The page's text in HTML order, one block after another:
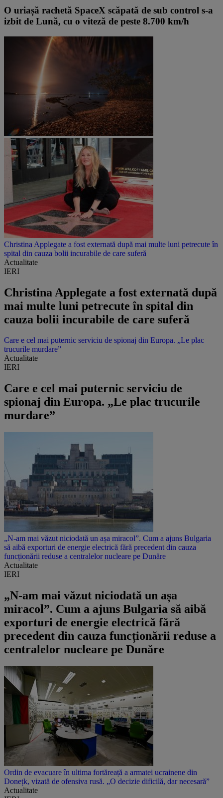
O uriașă rachetă SpaceX scăpată de sub control s-a
izbit de Lună, cu o viteză de peste 8.700 km/h
Christina Applegate a fost externată după mai multe luni petrecute în
spital din cauza bolii incurabile de care suferă
Actualitate
IERI
Christina Applegate a fost externată după
mai multe luni petrecute în spital din
cauza bolii incurabile de care suferă
Care e cel mai puternic serviciu de spionaj din Europa. „Le plac
trucurile murdare”
Actualitate
IERI
Care e cel mai puternic serviciu de
spionaj din Europa. „Le plac trucurile
murdare”
„N-am mai văzut niciodată un așa miracol”. Cum a ajuns Bulgaria
să aibă exporturi de energie electrică fără precedent din cauza
funcționării reduse a centralelor nucleare pe Dunăre
Actualitate
IERI
„N-am mai văzut niciodată un așa
miracol”. Cum a ajuns Bulgaria să aibă
exporturi de energie electrică fără
precedent din cauza funcționării reduse a
centralelor nucleare pe Dunăre
Ordin de evacuare în ultima fortăreață a armatei ucrainene din
Donețk, vizată de ofensiva rusă. „O decizie dificilă, dar necesară”
Actualitate